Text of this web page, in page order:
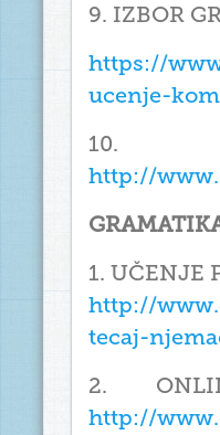
9. IZBOR
https://
ucenje-
10.
http://
1. UČENJE
http://
tecaj-
2.
http://